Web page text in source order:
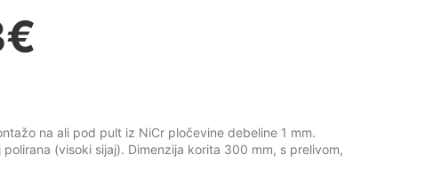
€
na ali pod pult iz NiCr pločevine debeline 1 mm.
(visoki sijaj). Dimenzija korita 300 mm, s prelivom,